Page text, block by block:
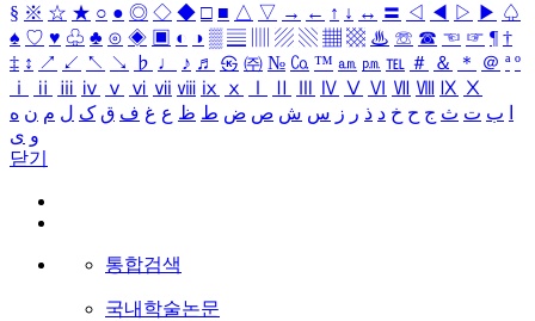
§ ※ ☆ ★ ○ ● ◎ ◇ ◆ □ ■ △ ▽ → ← ↑ ↓ ↔ 〓 ◁ ◀ ▷ ▶ ♤
♠ ♡ ♥ ♧ ♣ ⊙ ◈ ▣ ◐ ◑ ▒ ▤ ▨ ▧ ▦ ▩ ♨ ☏ ☎ ☜ ☞ ¶ †
‡ ↕ ↗ ↙ ↖ ↘ ♭ ♩ ♪ ♬ ㉿ ㈜ № ㏇ ™ ㏂ ㏘ ℡ ＃ ＆ ＊ ＠ ª º
ⅰ
ⅱ ⅲ ⅳ ⅴ ⅵ ⅶ ⅷ ⅸ ⅹ Ⅳ Ⅴ Ⅵ Ⅶ Ⅷ Ⅸ Ⅹ
ب ت ث ج ح خ د ذ ر ز س ش ص ض ط ظ ع غ ف ق ک ل م ن ه
و ی
닫기
통합검색
국내학술논문